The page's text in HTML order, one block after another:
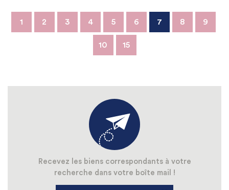
1 2 3 4 5 6 7 8 9
10 15
Recevez les biens correspondants à votre
recherche dans votre boîte mail !